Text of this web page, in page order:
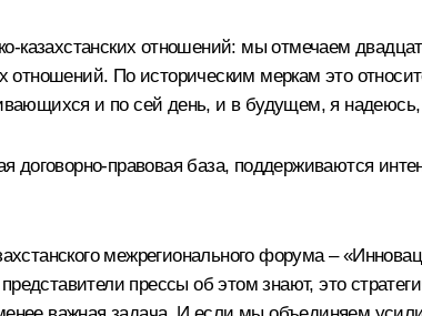
казахстанских отношений: мы отмечаем
отношений. По историческим меркам это
и по сей день, и в будущем, я надеюсь,
договорно-правовая база, поддерживаются
межрегионального форума –
прессы об этом знают, это